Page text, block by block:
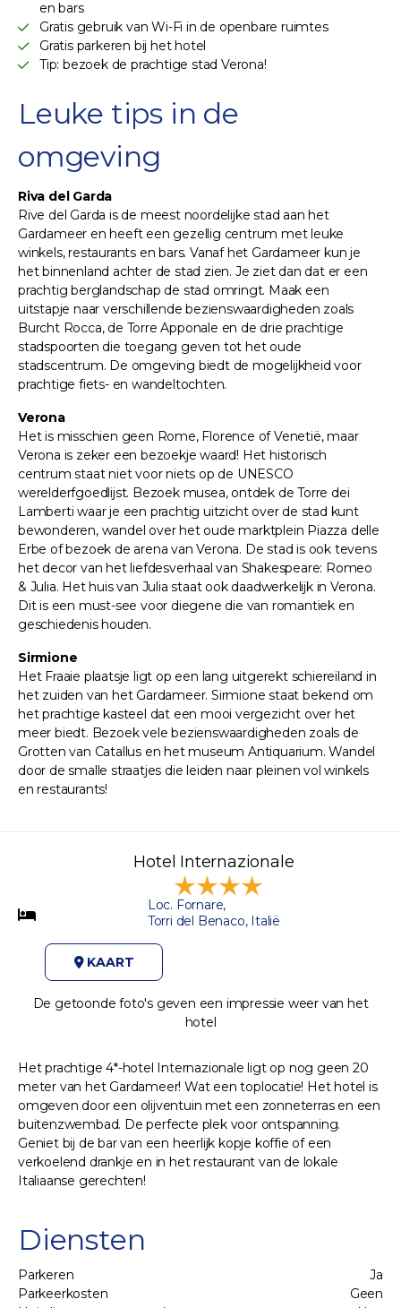
en bars
Gratis gebruik van Wi-Fi in de openbare ruimtes
Gratis parkeren bij het hotel
Tip: bezoek de prachtige stad Verona!
Leuke tips in de
omgeving
Riva del Garda
Rive del Garda is de meest noordelijke stad aan het
Gardameer en heeft een gezellig centrum met leuke
winkels, restaurants en bars. Vanaf het Gardameer kun je
het binnenland achter de stad zien. Je ziet dan dat er een
prachtig berglandschap de stad omringt. Maak een
uitstapje naar verschillende bezienswaardigheden zoals
Burcht Rocca, de Torre Apponale en de drie prachtige
stadspoorten die toegang geven tot het oude
stadscentrum. De omgeving biedt de mogelijkheid voor
prachtige fiets- en wandeltochten.
Verona
Het is misschien geen Rome, Florence of Venetië, maar
Verona is zeker een bezoekje waard! Het historisch
centrum staat niet voor niets op de UNESCO
werelderfgoedlijst. Bezoek musea, ontdek de Torre dei
Lamberti waar je een prachtig uitzicht over de stad kunt
bewonderen, wandel over het oude marktplein Piazza delle
Erbe of bezoek de arena van Verona. De stad is ook tevens
het decor van het liefdesverhaal van Shakespeare: Romeo
& Julia. Het huis van Julia staat ook daadwerkelijk in Verona.
Dit is een must-see voor diegene die van romantiek en
geschiedenis houden.
Sirmione
Het Fraaie plaatsje ligt op een lang uitgerekt schiereiland in
het zuiden van het Gardameer. Sirmione staat bekend om
het prachtige kasteel dat een mooi vergezicht over het
meer biedt. Bezoek vele bezienswaardigheden zoals de
Grotten van Catallus en het museum Antiquarium. Wandel
door de smalle straatjes die leiden naar pleinen vol winkels
en restaurants!
Hotel Internazionale
Loc. Fornare,
Torri del Benaco, Italië
KAART
De getoonde foto's geven een impressie weer van het
hotel
Het prachtige 4*-hotel Internazionale ligt op nog geen 20
meter van het Gardameer! Wat een toplocatie! Het hotel is
omgeven door een olijventuin met een zonneterras en een
buitenzwembad. De perfecte plek voor ontspanning.
Geniet bij de bar van een heerlijk kopje koffie of een
verkoelend drankje en in het restaurant van de lokale
Italiaanse gerechten!
Diensten
Parkeren
Ja
Parkeerkosten
Geen